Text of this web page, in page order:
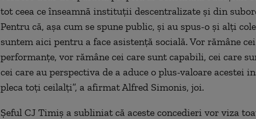
tot ceea ce înseamnă instituţii descentralizate şi din
Pentru că, aşa cum se spune public, şi au spus-o şi alţi
suntem aici pentru a face asistenţă socială. Vor rămâne
performanţe, vor rămâne cei care sunt capabili, cei care
cei care au perspectiva de a aduce o plus-valoare acestei
pleca toţi ceilalţi”, a afirmat Alfred Simonis, joi.
Şeful CJ Timiş a subliniat că aceste concedieri vor viza